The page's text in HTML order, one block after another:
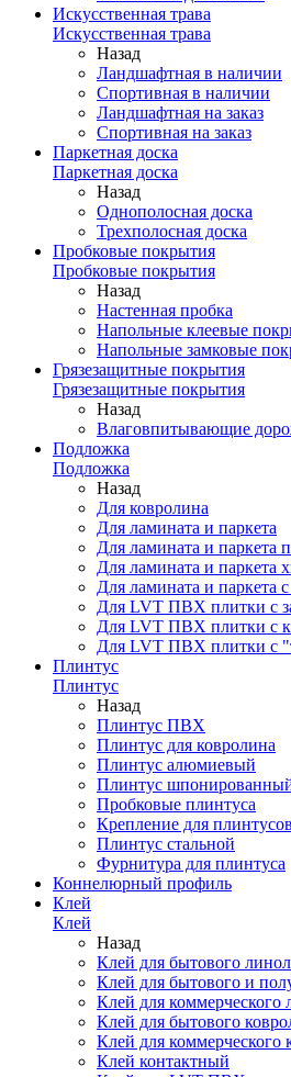
Искусственная трава
Искусственная трава
Назад
Ландшафтная в наличии
Спортивная в наличии
Ландшафтная на заказ
Спортивная на заказ
Паркетная доска
Паркетная доска
Назад
Однополосная доска
Трехполосная доска
Пробковые покрытия
Пробковые покрытия
Назад
Настенная пробка
Напольные клеевые
Напольные замковые
Грязезащитные покрытия
Грязезащитные покрытия
Назад
Влаговпитывающие
Подложка
Подложка
Назад
Для ковролина
Для ламината и паркета
Для ламината и паркета
Для ламината и паркета
Для ламината и паркета
Для LVT ПВХ плитки с
Для LVT ПВХ плитки с
Для LVT ПВХ плитки с
Плинтус
Плинтус
Назад
Плинтус ПВХ
Плинтус для ковролина
Плинтус алюмиевый
Плинтус
Пробковые плинтуса
Крепление для плинтусов
Плинтус стальной
Фурнитура для плинтуса
Коннелюрный профиль
Клей
Клей
Назад
Клей для бытового
Клей для бытового и
Клей для коммерческого
Клей для бытового
Клей для коммерческого
Клей контактный